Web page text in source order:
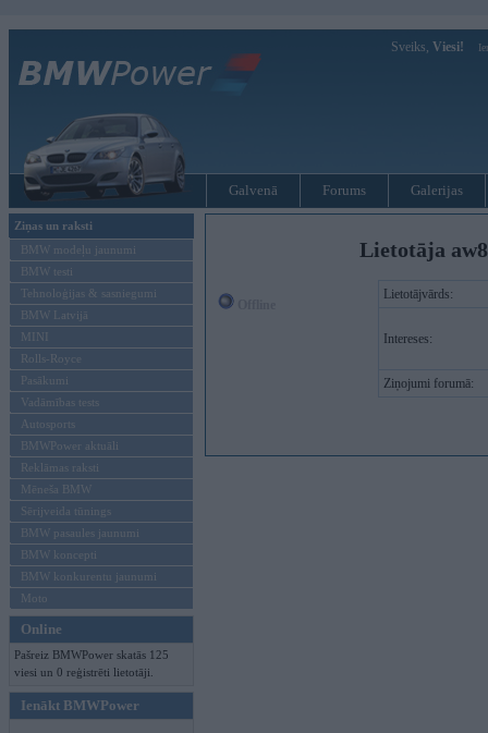
Sveiks, Viesi!
Galvenā Forums Galerijas
Ziņas un raksti
BMW modeļu jaunumi
BMW testi
Tehnoloģijas & sasniegumi
BMW Latvijā
MINI
Rolls-Royce
Pasākumi
Vadāmības tests
Autosports
BMWPower aktuāli
Reklāmas raksti
Mēneša BMW
Sērijveida tūnings
BMW pasaules jaunumi
BMW koncepti
BMW konkurentu jaunumi
Moto
Online
Pašreiz BMWPower skatās 125
viesi un 0 reģistrēti lietotāji.
Ienākt BMWPower
Lietotāja
Lietotājvārds:
Intereses:
Ziņojumi forumā: